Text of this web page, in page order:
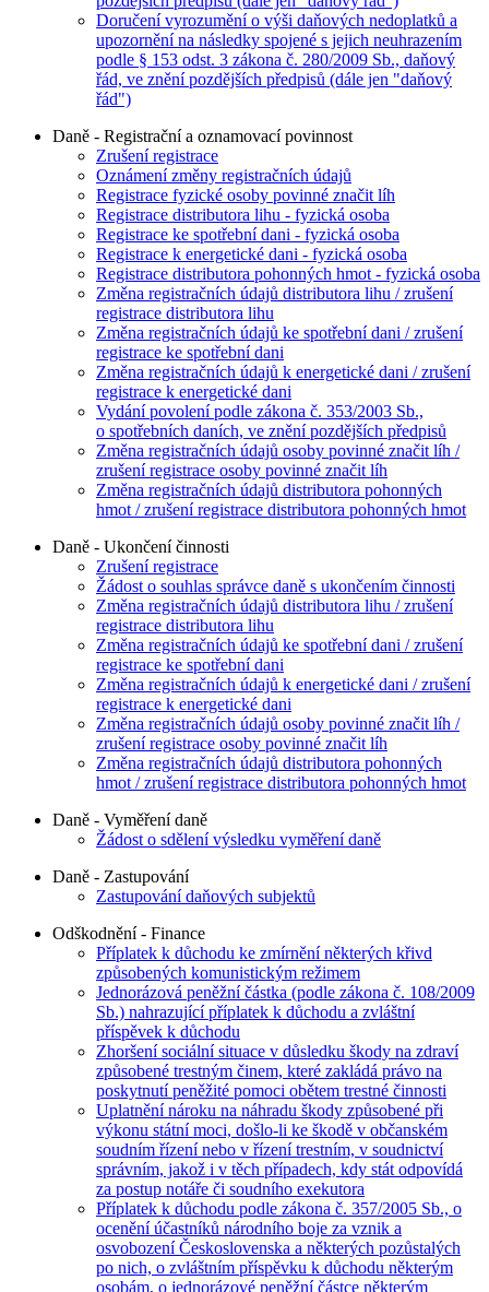
Doručení vyrozumění o výši daňových nedoplatků a
upozornění na následky spojené s jejich neuhrazením
podle § 153 odst. 3 zákona č. 280/2009 Sb., daňový
řád, ve znění pozdějších předpisů (dále jen "daňový
řád")
Daně - Registrační a oznamovací povinnost
Zrušení registrace
Oznámení změny registračních údajů
Registrace fyzické osoby povinné značit líh
Registrace distributora lihu - fyzická osoba
Registrace ke spotřební dani - fyzická osoba
Registrace k energetické dani - fyzická osoba
Registrace distributora pohonných hmot - fyzická osoba
Změna registračních údajů distributora lihu / zrušení
registrace distributora lihu
Změna registračních údajů ke spotřební dani / zrušení
registrace ke spotřební dani
Změna registračních údajů k energetické dani / zrušení
registrace k energetické dani
Vydání povolení podle zákona č. 353/2003 Sb.,
o spotřebních daních, ve znění pozdějších předpisů
Změna registračních údajů osoby povinné značit líh /
zrušení registrace osoby povinné značit líh
Změna registračních údajů distributora pohonných
hmot / zrušení registrace distributora pohonných hmot
Daně - Ukončení činnosti
Zrušení registrace
Žádost o souhlas správce daně s ukončením činnosti
Změna registračních údajů distributora lihu / zrušení
registrace distributora lihu
Změna registračních údajů ke spotřební dani / zrušení
registrace ke spotřební dani
Změna registračních údajů k energetické dani / zrušení
registrace k energetické dani
Změna registračních údajů osoby povinné značit líh /
zrušení registrace osoby povinné značit líh
Změna registračních údajů distributora pohonných
hmot / zrušení registrace distributora pohonných hmot
Daně - Vyměření daně
Žádost o sdělení výsledku vyměření daně
Daně - Zastupování
Zastupování daňových subjektů
Odškodnění - Finance
Příplatek k důchodu ke zmírnění některých křivd
způsobených komunistickým režimem
Jednorázová peněžní částka (podle zákona č. 108/2009
Sb.) nahrazující příplatek k důchodu a zvláštní
příspěvek k důchodu
Zhoršení sociální situace v důsledku škody na zdraví
způsobené trestným činem, které zakládá právo na
poskytnutí peněžité pomoci obětem trestné činnosti
Uplatnění nároku na náhradu škody způsobené při
výkonu státní moci, došlo-li ke škodě v občanském
soudním řízení nebo v řízení trestním, v soudnictví
správním, jakož i v těch případech, kdy stát odpovídá
za postup notáře či soudního exekutora
Příplatek k důchodu podle zákona č. 357/2005 Sb., o
ocenění účastníků národního boje za vznik a
osvobození Československa a některých pozůstalých
po nich, o zvláštním příspěvku k důchodu některým
osobám, o jednorázové peněžní částce některým